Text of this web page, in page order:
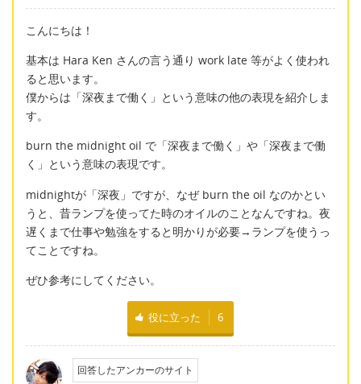
こんにちは！
基本は Hara Ken さんの言う通り work late 等がよく使われ
ると思います。
僕からは「深夜まで働く」という意味の他の表現を紹介しま
す。
burn the midnight oil で「深夜まで働く」や「深夜まで働
く」という意味の表現です。
midnightが「深夜」ですが、なぜ burn the oil なのかとい
うと、昔ランプを使ってた時のオイルのことなんですね。夜
遅くまで仕事や勉強をすると明かりが必要→ランプを使うっ
てことですね。
ぜひ参考にしてください。
役に立った 6
回答したアンカーのサイト